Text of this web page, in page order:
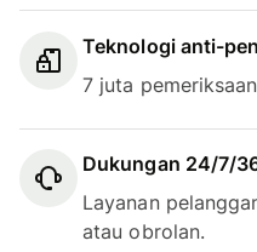
Teknologi anti-
7 juta
Dukungan 24/7/
Layanan
atau obrolan.